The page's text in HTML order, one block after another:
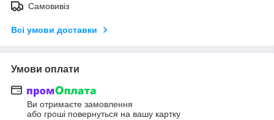
Самовивіз
Всі умови доставки
Умови оплати
Ви отримаєте замовлення
або гроші повернуться на вашу картку